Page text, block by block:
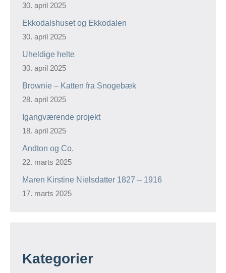
30. april 2025
Ekkodalshuset og Ekkodalen
30. april 2025
Uheldige helte
30. april 2025
Brownie – Katten fra Snogebæk
28. april 2025
Igangværende projekt
18. april 2025
Andton og Co.
22. marts 2025
Maren Kirstine Nielsdatter 1827 – 1916
17. marts 2025
Kategorier